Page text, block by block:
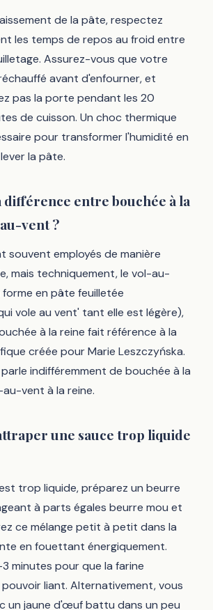
de la pâte, respectez
les temps de repos au froid entre
Assurez-vous que votre
avant d'enfourner, et
pas la porte pendant les 20
de cuisson. Un choc thermique
pour transformer l'humidité en
la pâte.
différence entre bouchée à la
vent ?
souvent employés de manière
mais techniquement, le vol-au-
en pâte feuilletée
vole au vent' tant elle est légère),
à la reine fait référence à la
créée pour Marie Leszczyńska.
indifféremment de bouchée à la
vent à la reine.
une sauce trop liquide
trop liquide, préparez un beurre
à parts égales beurre mou et
ce mélange petit à petit dans la
en fouettant énergiquement.
minutes pour que la farine
liant. Alternativement, vous
un jaune d'œuf battu dans un peu